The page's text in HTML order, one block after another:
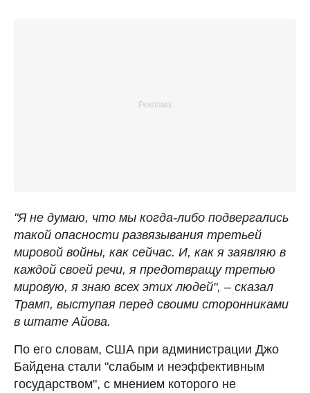
"Я не думаю, что мы когда-либо подвергались
такой опасности развязывания третьей
мировой войны, как сейчас. И, как я заявляю в
каждой своей речи, я предотвращу третью
мировую, я знаю всех этих людей", – сказал
Трамп, выступая перед своими сторонниками
в штате Айова.
По его словам, США при администрации Джо
Байдена стали "слабым и неэффективным
государством", с мнением которого не